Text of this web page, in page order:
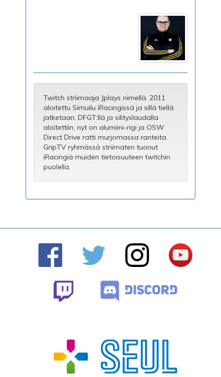
Twitch striimaaja Jplays nimellä. 2011
aloitettu Simuilu iRacingissä ja sillä tiellä
jatketaan. DFGT:llä ja silityslaudalla
aloitettiin, nyt on alumiini-rigi ja OSW
Direct Drive ratti murjomassa ranteita.
GripTV ryhmässä striimaten tuonut
iRacingiä muiden tietoisuuteen twitchin
puolella.